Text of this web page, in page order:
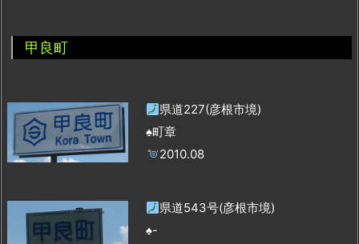
甲良町
県道227(彦根市境)
♠町章
2010.08
県道543号(彦根市境)
♠-